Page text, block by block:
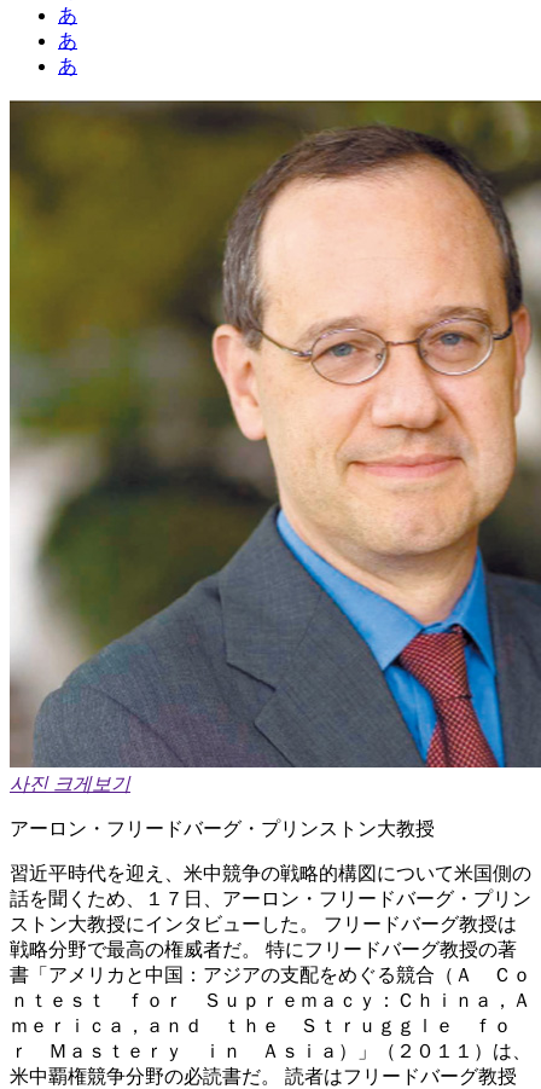
あ
あ
あ
사진 크게보기
アーロン・フリードバーグ・プリンストン大教授
習近平時代を迎え、米中競争の戦略的構図について米国側の
話を聞くため、１７日、アーロン・フリードバーグ・プリン
ストン大教授にインタビューした。 フリードバーグ教授は
戦略分野で最高の権威者だ。 特にフリードバーグ教授の著
書「アメリカと中国：アジアの支配をめぐる競合（Ａ Ｃｏ
ｎｔｅｓｔ ｆｏｒ Ｓｕｐｒｅｍａｃｙ：Ｃｈｉｎａ，Ａ
ｍｅｒｉｃａ，ａｎｄ ｔｈｅ Ｓｔｒｕｇｇｌｅ ｆｏ
ｒ Ｍａｓｔｅｒｙ ｉｎ Ａｓｉａ）」（２０１１）は、
米中覇権競争分野の必読書だ。 読者はフリードバーグ教授